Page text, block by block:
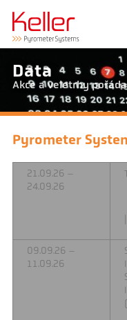
Data
Akce a veletrhy
Pyrometer
21.09.26 –
24.09.26
09.09.26 –
11.09.26